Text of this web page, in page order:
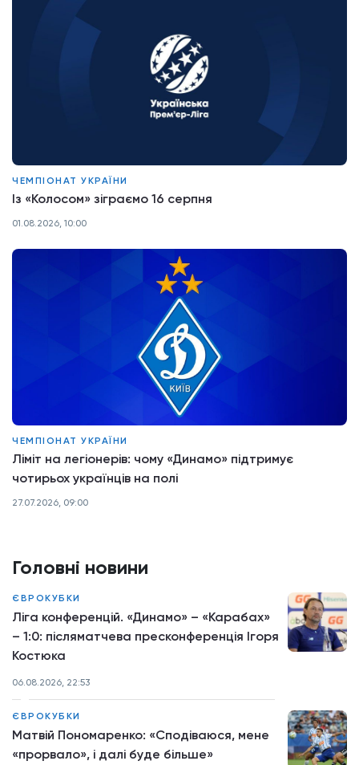
Головні новини
ЄВРОКУБКИ
Ліга конференцій. «Динамо» – «Карабах»
– 1:0: післяматчева пресконференція Ігоря
Костюка
06.08.2026, 22:53
ЄВРОКУБКИ
Матвій Пономаренко: «Сподіваюся, мене
«прорвало», і далі буде більше»
ЧЕМПІОНАТ УКРАЇНИ
Із «Колосом» зіграємо 16 серпня
01.08.2026, 10:00
ЧЕМПІОНАТ УКРАЇНИ
Ліміт на легіонерів: чому «Динамо» підтримує
чотирьох українців на полі
27.07.2026, 09:00